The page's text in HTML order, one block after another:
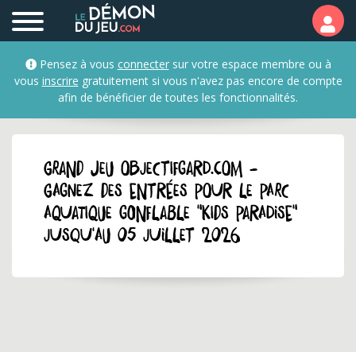
Pensez à vous connectersur votre espace membre ou à
vous inscrire gratuitement si vous n'avez pas encore de compte
afin de bénéficier de toutes les fonctionnalités.
GRAND JEU objectifgard.com -
Gagnez des entrées pour le parc
aquatique gonflable "Kids Paradise"
jusqu'au 05 juillet 2026